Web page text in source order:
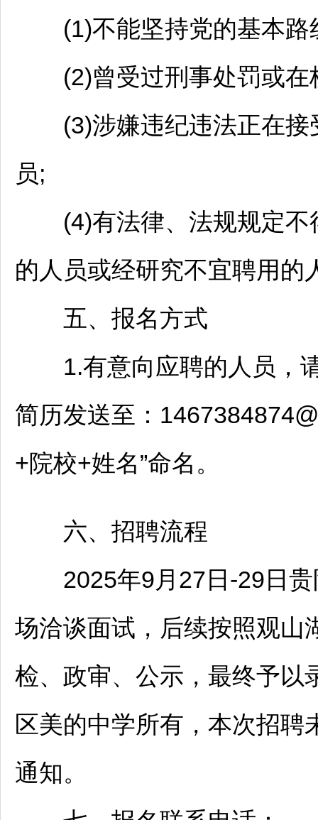
(1)不能坚持党的基本路
(2)曾受过刑事处罚或在
(3)涉嫌违纪违法正在接
员;
(4)有法律、法规规定不
的人员或经研究不宜聘用的
五、报名方式
1.有意向应聘的人员，请
简历发送至：
+院校+姓名”命名。
六、 招聘流程
2025年9月27日-29日
场洽谈面试，后续按照观山
检、政审、公示，最终予以
区美的中学所有，本次招聘
通知。